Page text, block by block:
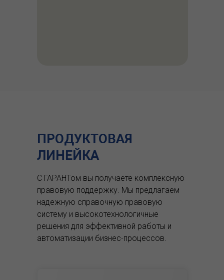
ПРОДУКТОВАЯ
ЛИНЕЙКА
С ГАРАНТом вы получаете комплексную
правовую поддержку. Мы предлагаем
надежную справочную правовую
систему и высокотехнологичные
решения для эффективной работы и
автоматизации бизнес-процессов.